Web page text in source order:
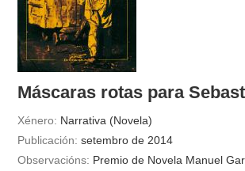
Máscaras rotas para
Xénero: Narrativa (Novela)
Publicación: setembro de 2014
Observacións: Premio de Novela Manuel